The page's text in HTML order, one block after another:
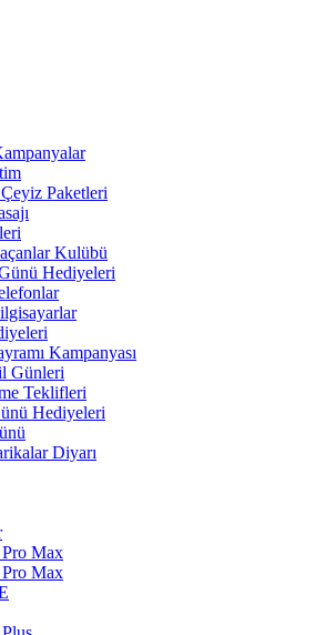
Paketleri
Kulübü
Hediyeleri
Kampanyası
Günleri
Teklifleri
Hediyeleri
Diyarı
Max
Max